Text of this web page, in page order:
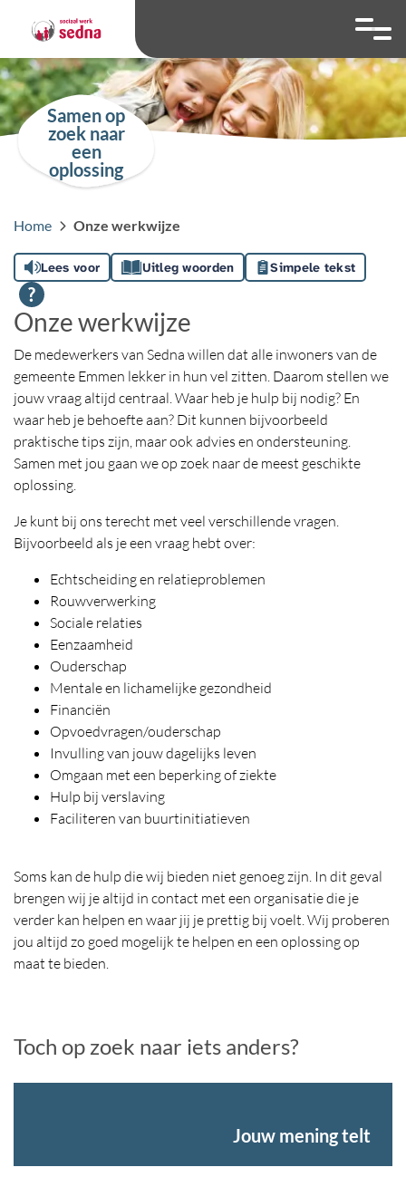
Hoog contrast
Ga naar
Samen op
zoek naar
een
oplossing
Home Onze werkwijze
Lees voor Uitleg woorden Simpele tekst
Onze werkwijze
De medewerkers van Sedna willen dat alle inwoners van de
gemeente Emmen lekker in hun vel zitten. Daarom stellen we
jouw vraag altijd centraal. Waar heb je hulp bij nodig? En
waar heb je behoefte aan? Dit kunnen bijvoorbeeld
praktische tips zijn, maar ook advies en ondersteuning.
Samen met jou gaan we op zoek naar de meest geschikte
oplossing.
Je kunt bij ons terecht met veel verschillende vragen.
Bijvoorbeeld als je een vraag hebt over:
Echtscheiding en relatieproblemen
Rouwverwerking
Sociale relaties
Eenzaamheid
Ouderschap
Mentale en lichamelijke gezondheid
Financiën
Opvoedvragen/ouderschap
Invulling van jouw dagelijks leven
Omgaan met een beperking of ziekte
Hulp bij verslaving
Faciliteren van buurtinitiatieven
Soms kan de hulp die wij bieden niet genoeg zijn. In dit geval
brengen wij je altijd in contact met een organisatie die je
verder kan helpen en waar jij je prettig bij voelt. Wij proberen
jou altijd zo goed mogelijk te helpen en een oplossing op
maat te bieden.
Toch op zoek naar iets anders?
Jouw mening telt